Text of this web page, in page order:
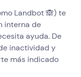
Landbot 🙈) te
interna de
ayuda. De
inactividad y
más indicado